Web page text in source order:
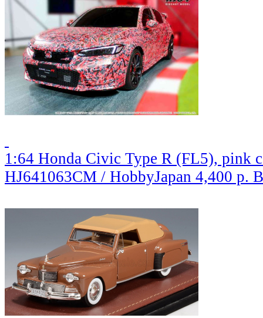
1:64 Honda Civic Type R (FL5), pink
HJ641063CM / HobbyJapan 4,400 р.